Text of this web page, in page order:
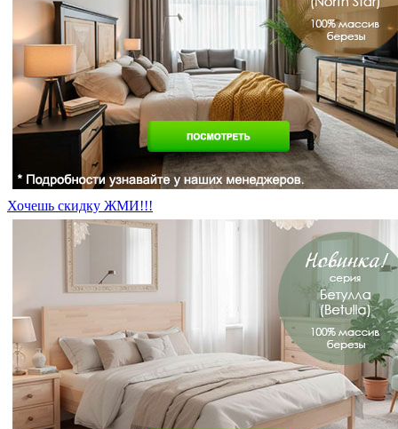
Хочешь скидку ЖМИ!!!